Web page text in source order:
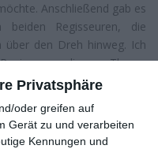
Privatsphäre
oder greifen auf
Gerät zu und verarbeiten
Kennungen und
Anschließend gab es
Regisseuren, die
über den Dreh hinweg. Ich
dieses Thema
egal wer, hätte das
dass die Israelis selber
sehr sicher gefühlt.